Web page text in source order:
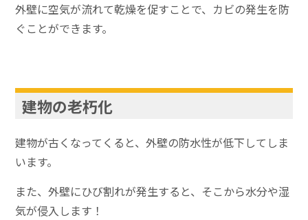
外壁に空気が流れて乾燥を促すことで、カビの発生を防
ぐことができます。
建物の老朽化
建物が古くなってくると、外壁の防水性が低下してしま
います。
また、外壁にひび割れが発生すると、そこから水分や湿
気が侵入します！